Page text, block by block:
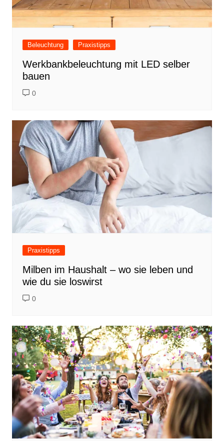
Beleuchtung Praxistipps
Werkbankbeleuchtung mit LED selber
bauen
0
Praxistipps
Milben im Haushalt – wo sie leben und
wie du sie loswirst
0